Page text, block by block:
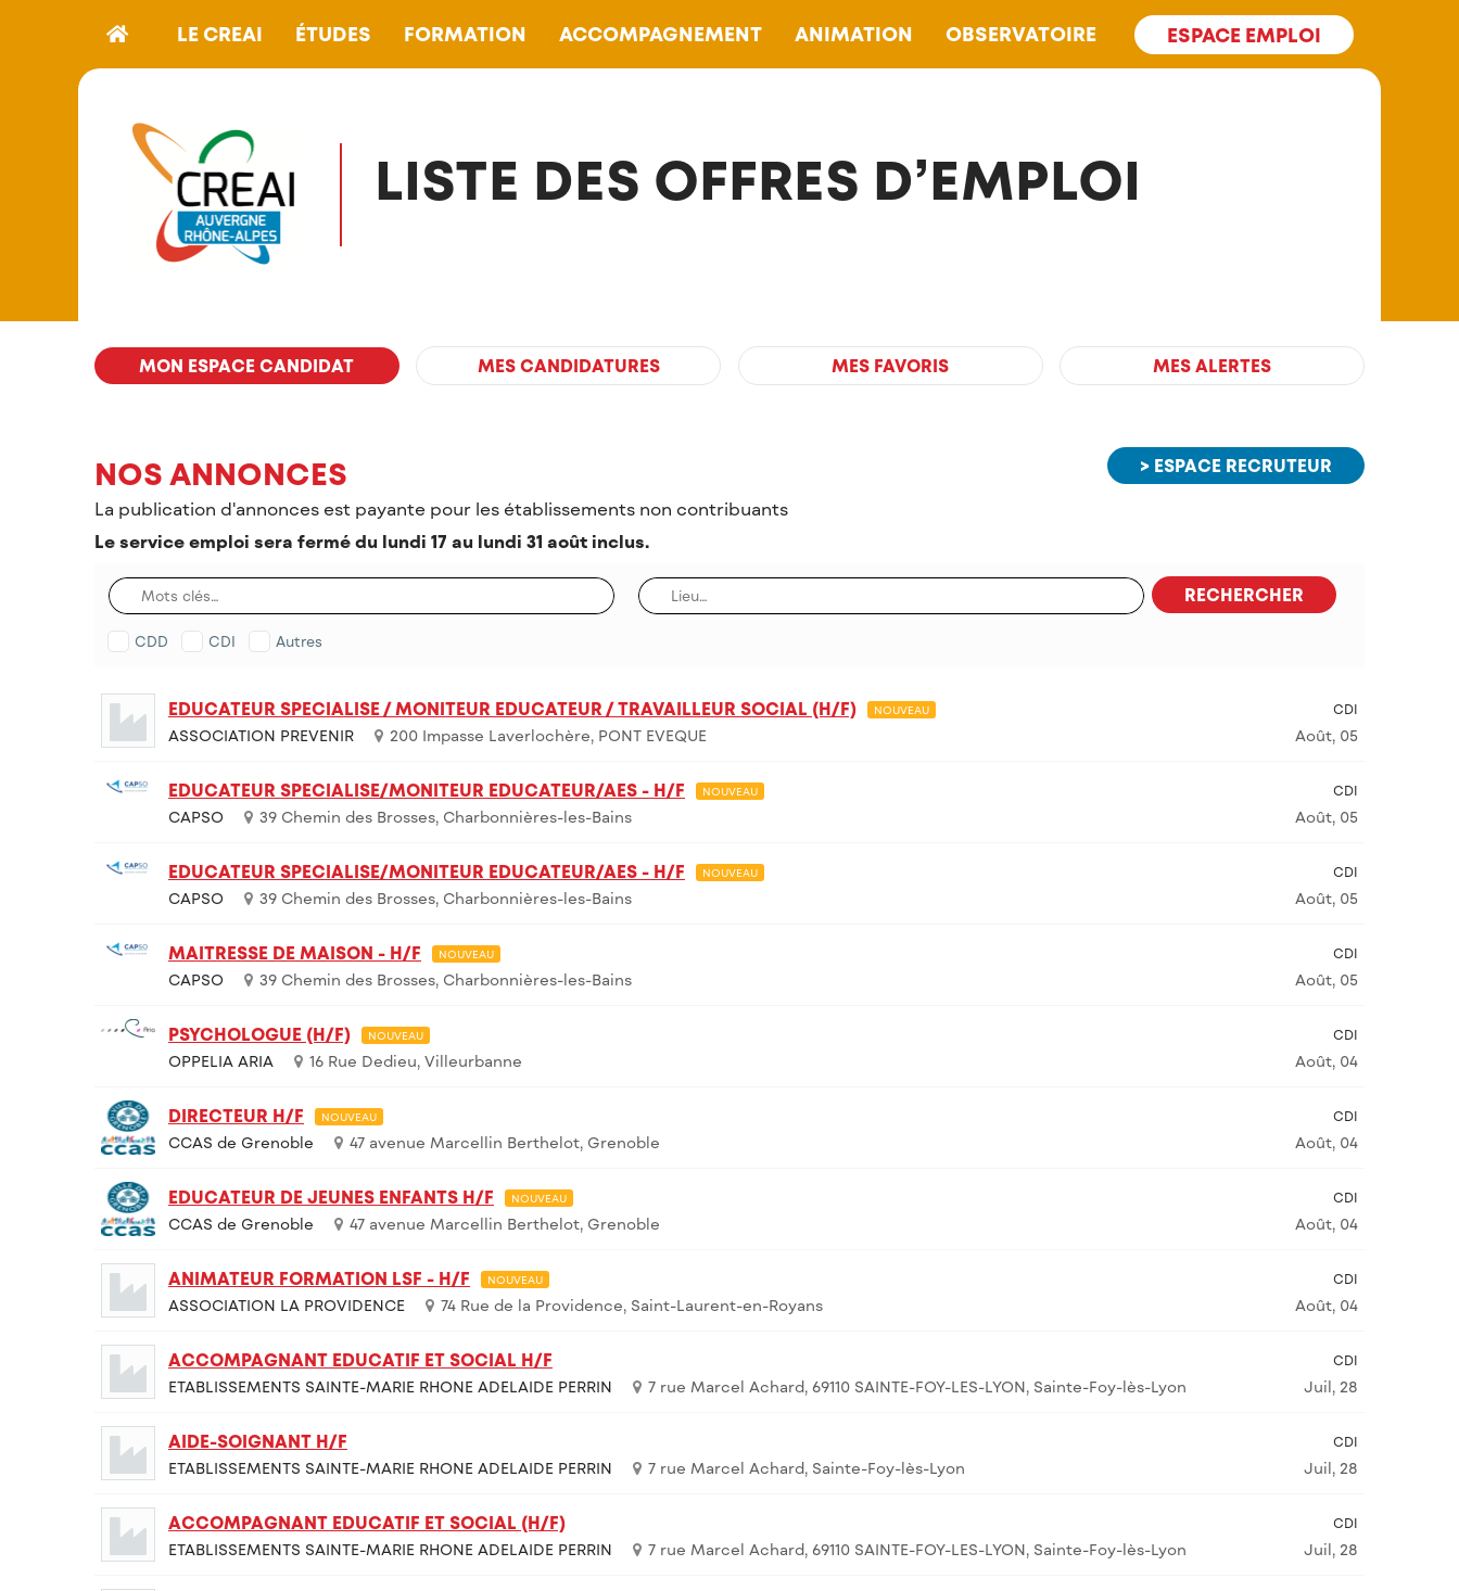
LE CREAI ÉTUDES FORMATION ACCOMPAGNEMENT ANIMATION OBSERVATOIRE ESPACE EMPLOI
LISTE DES OFFRES D’EMPLOI
MON ESPACE CANDIDAT MES CANDIDATURES MES FAVORIS MES ALERTES
NOS ANNONCES
La publication d'annonces est payante pour les établissements non contribuants
> ESPACE RECRUTEUR
Le service emploi sera fermé du lundi 17 au lundi 31 août inclus.
CDD CDI Autres
RECHERCHER
EDUCATEUR SPECIALISE / MONITEUR EDUCATEUR / TRAVAILLEUR SOCIAL (H/F) NOUVEAU CDI
ASSOCIATION PREVENIR 200 Impasse Laverlochère, PONT EVEQUE Août, 05
EDUCATEUR SPECIALISE/MONITEUR EDUCATEUR/AES - H/F NOUVEAU CDI
CAPSO 39 Chemin des Brosses, Charbonnières-les-Bains Août, 05
EDUCATEUR SPECIALISE/MONITEUR EDUCATEUR/AES - H/F NOUVEAU CDI
CAPSO 39 Chemin des Brosses, Charbonnières-les-Bains Août, 05
MAITRESSE DE MAISON - H/F NOUVEAU CDI
CAPSO 39 Chemin des Brosses, Charbonnières-les-Bains Août, 05
PSYCHOLOGUE (H/F) NOUVEAU CDI
OPPELIA ARIA 16 Rue Dedieu, Villeurbanne Août, 04
DIRECTEUR H/F NOUVEAU CDI
CCAS de Grenoble 47 avenue Marcellin Berthelot, Grenoble Août, 04
EDUCATEUR DE JEUNES ENFANTS H/F NOUVEAU CDI
CCAS de Grenoble 47 avenue Marcellin Berthelot, Grenoble Août, 04
ANIMATEUR FORMATION LSF - H/F NOUVEAU CDI
ASSOCIATION LA PROVIDENCE 74 Rue de la Providence, Saint-Laurent-en-Royans Août, 04
ACCOMPAGNANT EDUCATIF ET SOCIAL H/F CDI
ETABLISSEMENTS SAINTE-MARIE RHONE ADELAIDE PERRIN 7 rue Marcel Achard, 69110 SAINTE-FOY-LES-LYON, Sainte-Foy-lès-Lyon Juil, 28
AIDE-SOIGNANT H/F CDI
ETABLISSEMENTS SAINTE-MARIE RHONE ADELAIDE PERRIN 7 rue Marcel Achard, Sainte-Foy-lès-Lyon Juil, 28
ACCOMPAGNANT EDUCATIF ET SOCIAL (H/F) CDI
ETABLISSEMENTS SAINTE-MARIE RHONE ADELAIDE PERRIN 7 rue Marcel Achard, 69110 SAINTE-FOY-LES-LYON, Sainte-Foy-lès-Lyon Juil, 28